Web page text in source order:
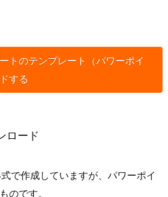
トのテンプレート（パワーポイ
する
ロード
で作成していますが、パワーポイ
のです。